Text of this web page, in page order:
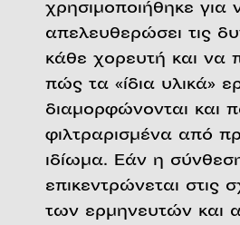
χρησιμοποιήθηκε για
απελευθερώσει τις
κάθε χορευτή και να
πώς τα «ίδια υλικά»
διαμορφώνονται και
φιλτραρισμένα από
ιδίωμα. Εάν η
επικεντρώνεται στις
των ερμηνευτών και